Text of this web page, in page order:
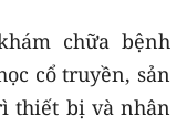
chữa bệnh
cổ truyền, sản
thiết bị và nhân